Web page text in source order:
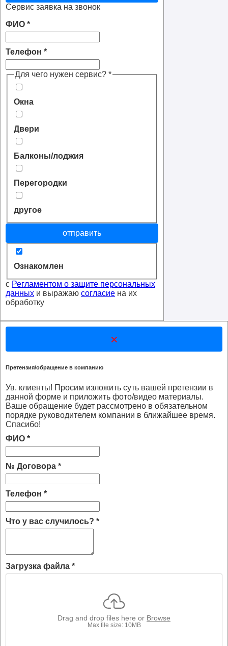
Сервис заявка на звонок
ФИО *
Телефон *
Для чего нужен сервис? *
Окна
Двери
Балконы/лоджия
Перегородки
другое
отправить
Ознакомлен
с Регламентом о защите персональных
данных и выражаю согласие на их
обработку
×
Претензия/обращение в компанию
Ув. клиенты! Просим изложить суть вашей претензии в
данной форме и приложить фото/видео материалы.
Ваше обращение будет рассмотрено в обязательном
порядке руководителем компании в ближайшее время.
Спасибо!
ФИО *
№ Договора *
Телефон *
Что у вас случилось? *
Загрузка файла *
Drag and drop files here or Browse
Max file size: 10MB